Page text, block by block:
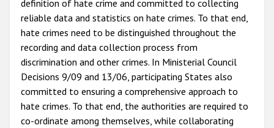
definition of hate crime and committed to collecting
reliable data and statistics on hate crimes. To that end,
hate crimes need to be distinguished throughout the
recording and data collection process from
discrimination and other crimes. In Ministerial Council
Decisions 9/09 and 13/06, participating States also
committed to ensuring a comprehensive approach to
hate crimes. To that end, the authorities are required to
co-ordinate among themselves, while collaborating